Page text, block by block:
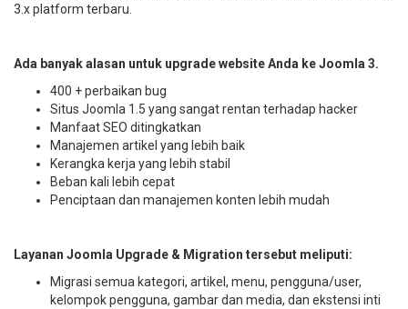
3.x platform terbaru.
Ada banyak alasan untuk upgrade website Anda ke Joomla 3.
400 + perbaikan bug
Situs Joomla 1.5 yang sangat rentan terhadap hacker
Manfaat SEO ditingkatkan
Manajemen artikel yang lebih baik
Kerangka kerja yang lebih stabil
Beban kali lebih cepat
Penciptaan dan manajemen konten lebih mudah
Layanan Joomla Upgrade & Migration tersebut meliputi:
Migrasi semua kategori, artikel, menu, pengguna/user,
kelompok pengguna, gambar dan media, dan ekstensi inti